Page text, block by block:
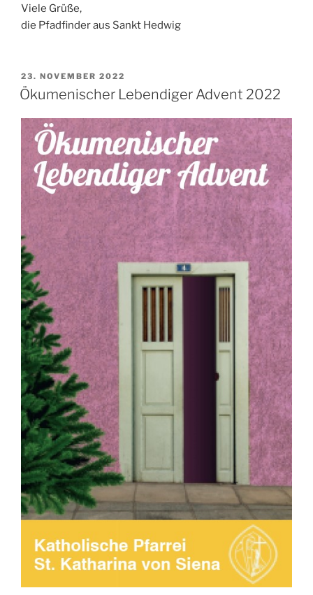
Viele Grüße,
die Pfadfinder aus Sankt Hedwig
VERÖFFENTLICHT
AM
23. NOVEMBER 2022
Ökumenischer Lebendiger Advent 2022